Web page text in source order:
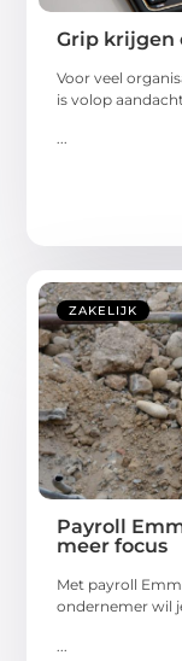
Grip krijgen
Voor veel
is volop
...
ZAKELIJK
Payroll
meer focus
Met payroll
ondernemer wil